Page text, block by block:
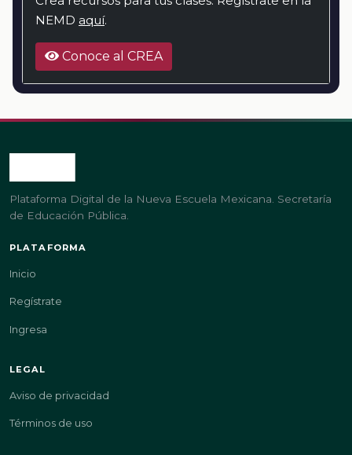
NEMD aquí.
Conoce al CREA
Plataforma Digital de la Nueva Escuela Mexicana. Secretaría
de Educación Pública.
PLATAFORMA
Inicio
Regístrate
Ingresa
LEGAL
Aviso de privacidad
Términos de uso